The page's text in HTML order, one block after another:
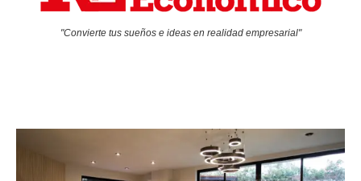
"Convierte tus sueños e ideas en realidad empresarial"